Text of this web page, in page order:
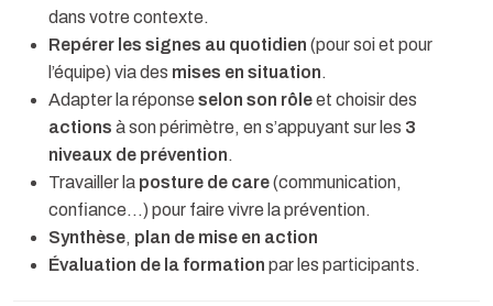
dans votre contexte.
Repérer les signes au quotidien (pour soi et pour
l’équipe) via des mises en situation.
Adapter la réponse selon son rôleet choisir des
actions à son périmètre, en s’appuyant sur les 3
niveaux de prévention.
Travailler la posture de care(communication,
confiance…) pour faire vivre la prévention.
Synthèse, plan de mise en action
Évaluation de la formation par les participants.